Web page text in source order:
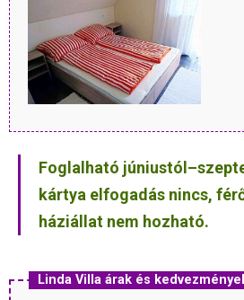
Foglalható
kártya elfogadás nincs,
háziállat nem hozható.
Linda Villa árak és